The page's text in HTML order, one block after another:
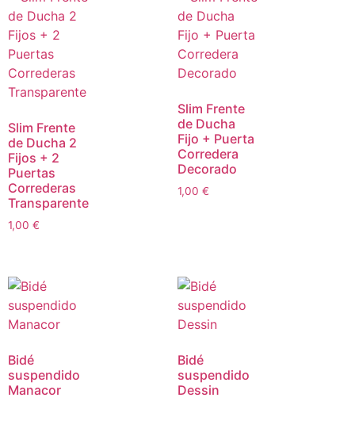
Slim Frente
de Ducha 2
Fijos + 2
Puertas
Correderas
Transparente
1,00 €
Slim Frente
de Ducha
Fijo + Puerta
Corredera
Decorado
1,00 €
Bidé
suspendido
Manacor
Bidé
suspendido
Dessin